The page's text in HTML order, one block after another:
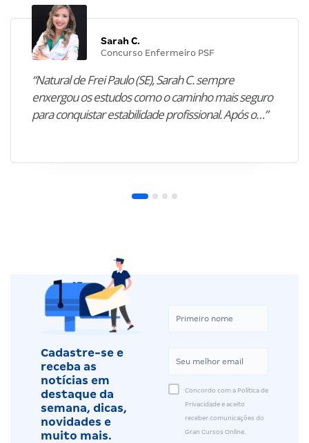
Sarah C.
Concurso Enfermeiro PSF
“Natural de Frei Paulo (SE), Sarah C. sempre
enxergou os estudos como o caminho mais seguro
para conquistar estabilidade profissional. Após o…”
Cadastre-se e
receba as
notícias em
destaque da
semana, dicas,
novidades e
muito mais.
Concordo com a Política de
Privacidade e aceito
receber comunicações do
Gran Cursos Online.